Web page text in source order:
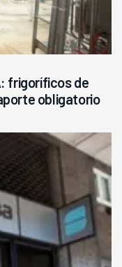
frigoríficos de
obligatorio